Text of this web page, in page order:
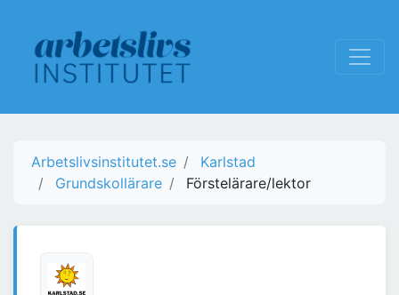
Arbetslivsinstitutet.se
Karlstad
Grundskollärare
Förstelärare/lektor